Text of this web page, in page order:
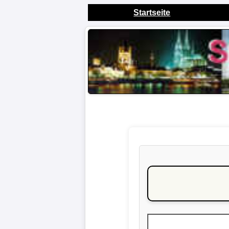
Startseite